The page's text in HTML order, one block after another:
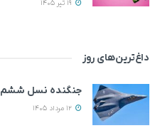
داغ‌ترین‌های روز
جنگنده نسل ششم F-47 در مسیر نخستین پرواز